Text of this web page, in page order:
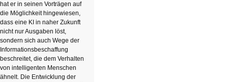
hat er in seinen Vorträgen auf
die Möglichkeit hingewiesen,
dass eine KI in naher Zukunft
nicht nur Ausgaben löst,
sondern sich auch Wege der
Informationsbeschaffung
beschreitet, die dem Verhalten
von intelligenten Menschen
ähnelt. Die Entwicklung der